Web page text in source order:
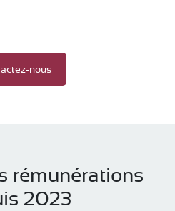
nous
rémunérations
2023